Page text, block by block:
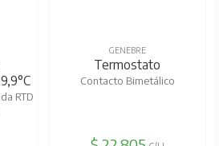
RTD
GENEBRE
Termostato
Contacto Bimetálico